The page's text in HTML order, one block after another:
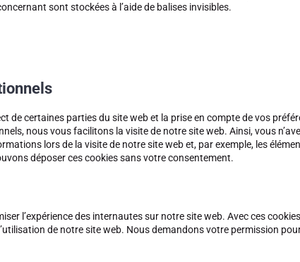
sont stockées à l’aide de balises invisibles.
de certaines parties du site web et la prise en compte de vos
nous vous facilitons la visite de notre site web. Ainsi, vous
lors de la visite de notre site web et, par exemple, les
déposer ces cookies sans votre consentement.
l’expérience des internautes sur notre site web. Avec ces cookies
de notre site web. Nous demandons votre permission